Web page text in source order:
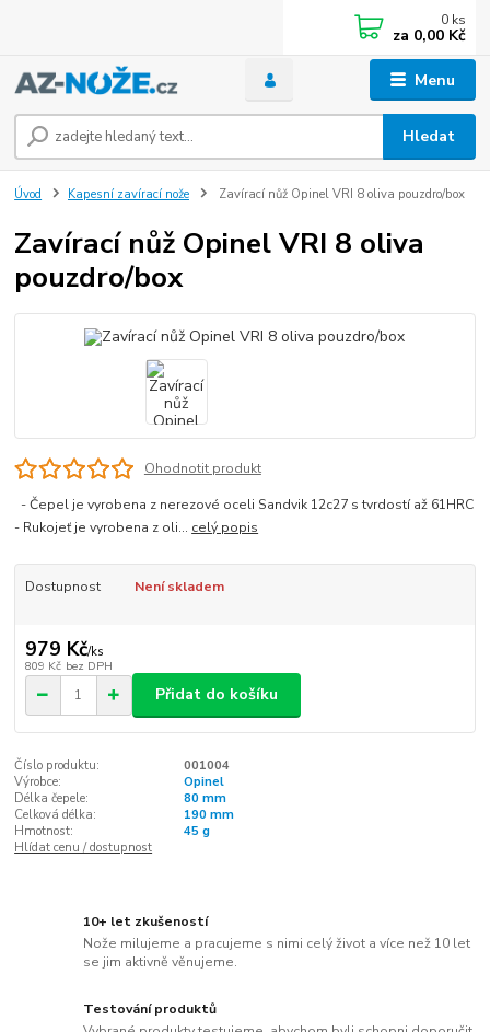
Menu
Hledat
0 ks
za 0,00 Kč
Úvod Kapesní zavírací nože Zavírací nůž Opinel VRI 8 oliva pouzdro/box
Zavírací nůž Opinel VRI 8 oliva
pouzdro/box
Ohodnotit produkt
- Čepel je vyrobena z nerezové oceli Sandvik 12c27 s tvrdostí až 61HRC
- Rukojeť je vyrobena z oli... celý popis
Dostupnost Není skladem
979 Kč/ks
809 Kč bez DPH
Přidat do košíku
Číslo produktu:
001004
Výrobce:
Opinel
Délka čepele:
80 mm
Celková délka:
190 mm
Hmotnost:
45 g
Hlídat cenu / dostupnost
10+ let zkušeností
Nože milujeme a pracujeme s nimi celý život a více než 10 let
se jim aktivně věnujeme.
Testování produktů